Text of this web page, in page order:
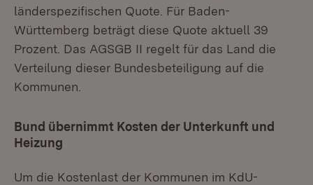
länderspezifischen Quote. Für Baden-
Württemberg beträgt diese Quote aktuell 39
Prozent. Das AGSGB II regelt für das Land die
Verteilung dieser Bundesbeteiligung auf die
Kommunen.
Bund übernimmt Kosten der Unterkunft und
Heizung
Um die Kostenlast der Kommunen im KdU-